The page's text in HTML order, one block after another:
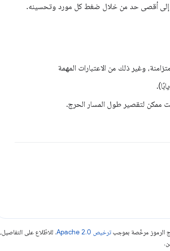
إلى أقصى حد من خلال ضغط كل مورد وتحسينه.
وغير ذلك من الاعتبارات المهمة
ممكن لتقصير طول المسار الحرج.
الرموز مرخّصة بموجبترخيص Apache 2.0‏
. للاطّلاع على التفاصيل،